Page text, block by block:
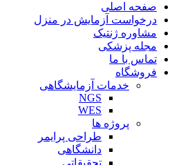
صفحه اصلی
درخواست آزمایش در منزل
مشاوره ژنتیک
مجله پزشکی
تماس با ما
فروشگاه
خدمات آزمایشگاهی
NGS
WES
پروژه ها
طراحی پرایمر
دانشگاهی